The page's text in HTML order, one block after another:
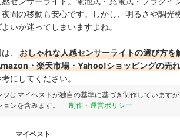
間の移動も安心です。しかし、明るさや調
いか迷ってしまいますよね。
、 おしゃれな人感センサーライトの選び方を
・楽天市場・Yahoo!ショッピングの売
にしてください。
ツはマイベストが独自の基準に基づき制作していますが
ンを含みます。
制作・運営ポリシー
マイベスト